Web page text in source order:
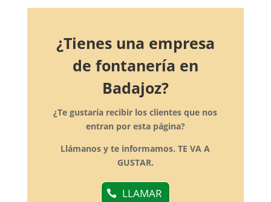
¿Tienes una empresa
de fontanería en
Badajoz?
¿Te gustaría recibir los clientes que nos
entran por esta página?
Llámanos y te informamos. TE VA A
GUSTAR.
LLAMAR